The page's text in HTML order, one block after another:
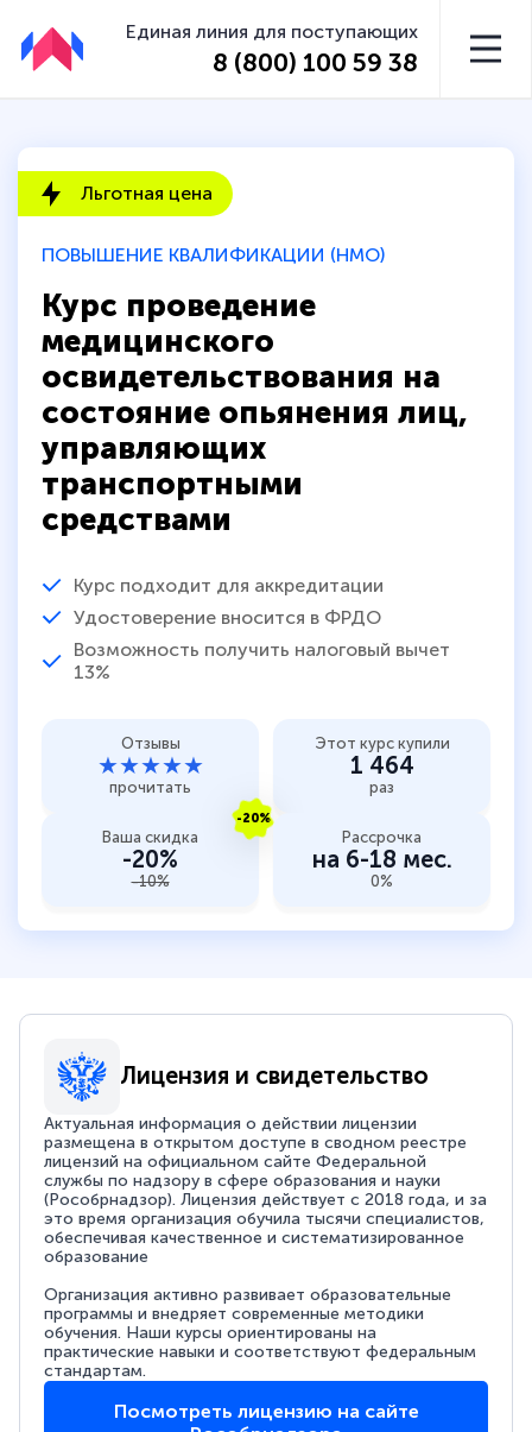
Единая линия для поступающих
8 (800) 100 59 38
ПОВЫШЕНИЕ КВАЛИФИКАЦИИ (НМО)
Курс проведение
медицинского
освидетельствования на
состояние опьянения лиц,
управляющих
транспортными
средствами
Курс подходит для аккредитации
Удостоверение вносится в ФРДО
Возможность получить налоговый вычет
13%
Льготная цена
Отзывы
★★★★★
прочитать
Этот курс купили
1 464
раз
-20%
Ваша скидка
-20%
-10%
Рассрочка
на 6-18 мес.
0%
Лицензия и свидетельство
Актуальная информация о действии лицензии
размещена в открытом доступе в сводном реестре
лицензий на официальном сайте Федеральной
службы по надзору в сфере образования и науки
(Рособрнадзор). Лицензия действует с 2018 года, и за
это время организация обучила тысячи специалистов,
обеспечивая качественное и систематизированное
образование
Организация активно развивает образовательные
программы и внедряет современные методики
обучения. Наши курсы ориентированы на
практические навыки и соответствуют федеральным
стандартам.
Посмотреть лицензию на сайте